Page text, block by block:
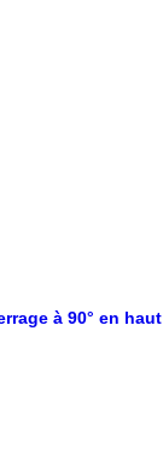
à 90° en haut